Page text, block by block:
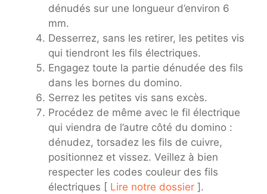
dénudés sur une longueur d’environ 6
mm.
Desserrez, sans les retirer, les petites vis
qui tiendront les fils électriques.
Engagez toute la partie dénudée des fils
dans les bornes du domino.
Serrez les petites vis sans excès.
Procédez de même avec le fil électrique
qui viendra de l’autre côté du domino :
dénudez, torsadez les fils de cuivre,
positionnez et vissez. Veillez à bien
respecter les codes couleur des fils
électriques [ Lire notre dossier ].